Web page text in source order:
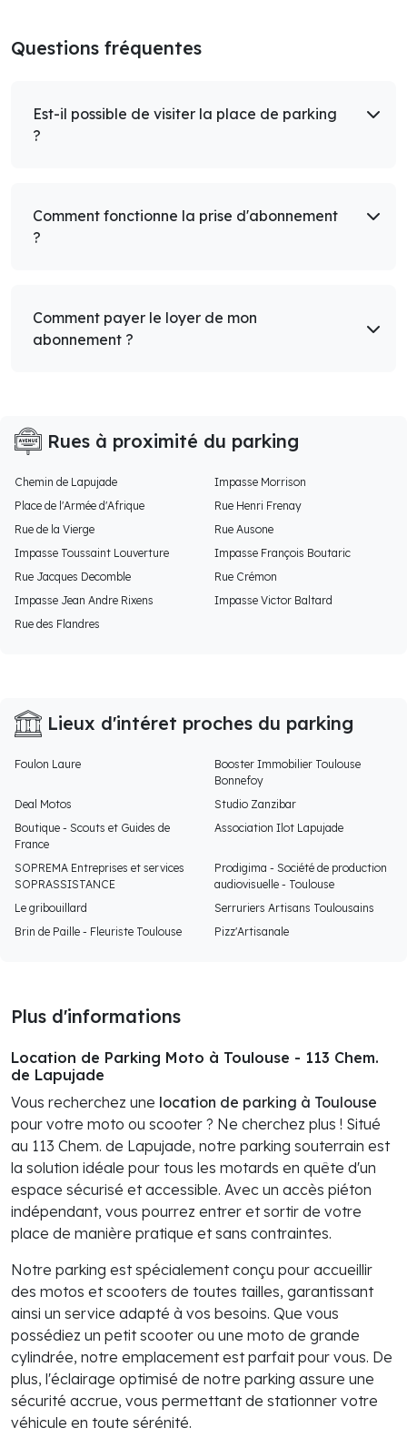
Questions fréquentes
Est-il possible de visiter la place de parking
?
Comment fonctionne la prise d'abonnement
?
Comment payer le loyer de mon
abonnement ?
Rues à proximité du parking
Chemin de Lapujade
Impasse Morrison
Place de l'Armée d'Afrique
Rue Henri Frenay
Rue de la Vierge
Rue Ausone
Impasse Toussaint Louverture
Impasse François Boutaric
Rue Jacques Decomble
Rue Crémon
Impasse Jean Andre Rixens
Impasse Victor Baltard
Rue des Flandres
Lieux d'intéret proches du parking
Foulon Laure
Booster Immobilier Toulouse
Bonnefoy
Deal Motos
Studio Zanzibar
Boutique - Scouts et Guides de
France
Association Ilot Lapujade
SOPREMA Entreprises et services
SOPRASSISTANCE
Prodigima - Société de production
audiovisuelle - Toulouse
Le gribouillard
Serruriers Artisans Toulousains
Brin de Paille - Fleuriste Toulouse
Pizz'Artisanale
Plus d'informations
Location de Parking Moto à Toulouse - 113 Chem.
de Lapujade
Vous recherchez une location de parking à Toulouse
pour votre moto ou scooter ? Ne cherchez plus ! Situé
au 113 Chem. de Lapujade, notre parking souterrain est
la solution idéale pour tous les motards en quête d'un
espace sécurisé et accessible. Avec un accès piéton
indépendant, vous pourrez entrer et sortir de votre
place de manière pratique et sans contraintes.
Notre parking est spécialement conçu pour accueillir
des motos et scooters de toutes tailles, garantissant
ainsi un service adapté à vos besoins. Que vous
possédiez un petit scooter ou une moto de grande
cylindrée, notre emplacement est parfait pour vous. De
plus, l'éclairage optimisé de notre parking assure une
sécurité accrue, vous permettant de stationner votre
véhicule en toute sérénité.